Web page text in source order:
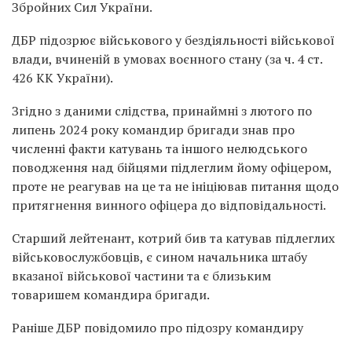
Збройних Сил України.
ДБР підозрює військового у бездіяльності військової
влади, вчиненій в умовах воєнного стану (за ч. 4 ст.
426 КК України).
Згідно з даними слідства, принаймні з лютого по
липень 2024 року командир бригади знав про
численні факти катувань та іншого нелюдського
поводження над бійцями підлеглим йому офіцером,
проте не реагував на це та не ініціював питання щодо
притягнення винного офіцера до відповідальності.
Старший лейтенант, котрий бив та катував підлеглих
військовослужбовців, є сином начальника штабу
вказаної військової частини та є близьким
товаришем командира бригади.
Раніше ДБР повідомило про підозру командиру